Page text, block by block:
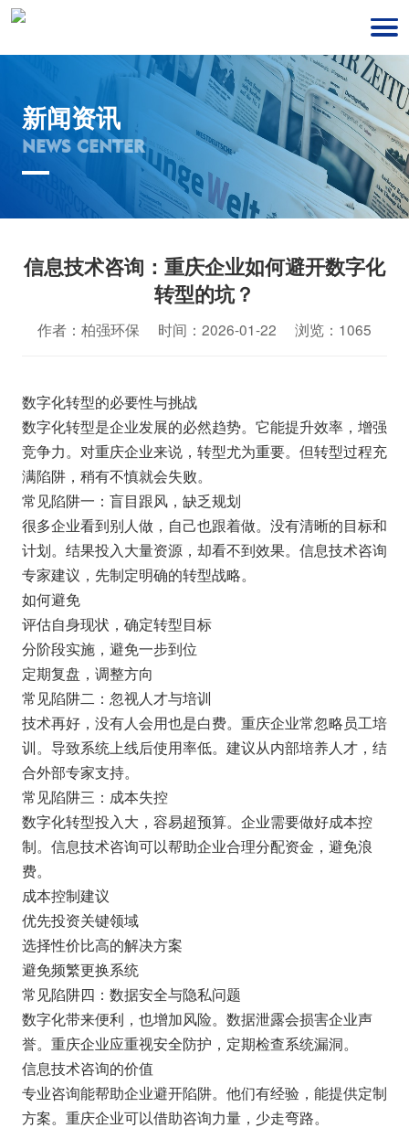
新闻资讯
NEWS CENTER
信息技术咨询：重庆企业如何避开数字化
转型的坑？
作者：柏强环保 时间：2026-01-22 浏览：1065
数字化转型的必要性与挑战
数字化转型是企业发展的必然趋势。它能提升效率，增强
竞争力。对重庆企业来说，转型尤为重要。但转型过程充
满陷阱，稍有不慎就会失败。
常见陷阱一：盲目跟风，缺乏规划
很多企业看到别人做，自己也跟着做。没有清晰的目标和
计划。结果投入大量资源，却看不到效果。信息技术咨询
专家建议，先制定明确的转型战略。
如何避免
评估自身现状，确定转型目标
分阶段实施，避免一步到位
定期复盘，调整方向
常见陷阱二：忽视人才与培训
技术再好，没有人会用也是白费。重庆企业常忽略员工培
训。导致系统上线后使用率低。建议从内部培养人才，结
合外部专家支持。
常见陷阱三：成本失控
数字化转型投入大，容易超预算。企业需要做好成本控
制。信息技术咨询可以帮助企业合理分配资金，避免浪
费。
成本控制建议
优先投资关键领域
选择性价比高的解决方案
避免频繁更换系统
常见陷阱四：数据安全与隐私问题
数字化带来便利，也增加风险。数据泄露会损害企业声
誉。重庆企业应重视安全防护，定期检查系统漏洞。
信息技术咨询的价值
专业咨询能帮助企业避开陷阱。他们有经验，能提供定制
方案。重庆企业可以借助咨询力量，少走弯路。